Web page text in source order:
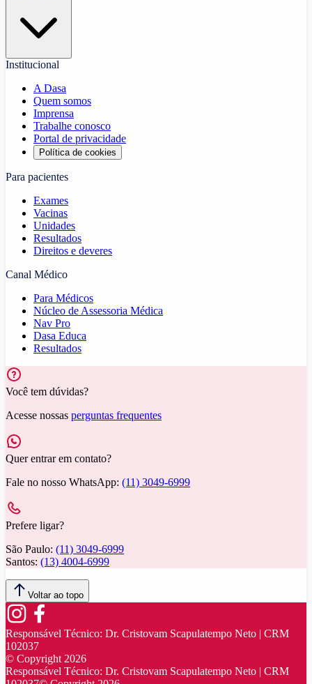
Institucional
A Dasa
Quem somos
Imprensa
Trabalhe conosco
Portal de privacidade
Política de cookies
Para pacientes
Exames
Vacinas
Unidades
Resultados
Direitos e deveres
Canal Médico
Para Médicos
Núcleo de Assessoria Médica
Nav Pro
Dasa Educa
Resultados
Você tem dúvidas?
Acesse nossas perguntas frequentes
Quer entrar em contato?
Fale no nosso WhatsApp: (11) 3049-6999
Prefere ligar?
São Paulo: (11) 3049-6999
Santos: (13) 4004-6999
Voltar ao topo
Responsável Técnico: Dr. Cristovam Scapulatempo Neto | CRM
102037
© Copyright 2026
Responsável Técnico: Dr. Cristovam Scapulatempo Neto | CRM